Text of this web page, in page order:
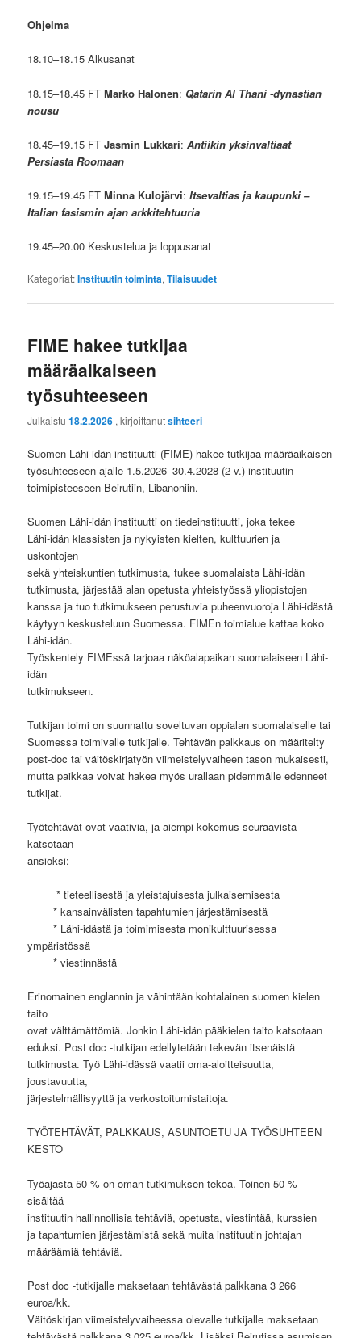
Ohjelma
18.10–18.15 Alkusanat
18.15–18.45 FTMarko Halonen: Qatarin Al Thani -dynastian
nousu
18.45–19.15 FTJasmin Lukkari:Antiikin yksinvaltiaat
Persiasta Roomaan
19.15–19.45 FTMinna Kulojärvi:Itsevaltias ja kaupunki –
Italian fasismin ajan arkkitehtuuria
19.45–20.00 Keskustelua ja loppusanat
Kategoriat:Instituutin toiminta,Tilaisuudet
FIME hakee tutkijaa
määräaikaiseen
työsuhteeseen
Julkaistu18.2.2026 , kirjoittanutsihteeri
Suomen Lähi-idän instituutti (FIME) hakee tutkijaa määräaikaisen
työsuhteeseen ajalle 1.5.2026–30.4.2028 (2 v.) instituutin
toimipisteeseen Beirutiin, Libanoniin.
Suomen Lähi-idän instituutti on tiedeinstituutti, joka tekee
Lähi-idän klassisten ja nykyisten kielten, kulttuurien ja
uskontojen
sekä yhteiskuntien tutkimusta, tukee suomalaista Lähi-idän
tutkimusta, järjestää alan opetusta yhteistyössä yliopistojen
kanssa ja tuo tutkimukseen perustuvia puheenvuoroja Lähi-idästä
käytyyn keskusteluun Suomessa. FIMEn toimialue kattaa koko
Lähi-idän.
Työskentely FIMEssä tarjoaa näköalapaikan suomalaiseen Lähi-
idän
tutkimukseen.
Tutkijan toimi on suunnattu soveltuvan oppialan suomalaiselle tai
Suomessa toimivalle tutkijalle. Tehtävän palkkaus on määritelty
post-doc tai väitöskirjatyön viimeistelyvaiheen tason mukaisesti,
mutta paikkaa voivat hakea myös urallaan pidemmälle edenneet
tutkijat.
Työtehtävät ovat vaativia, ja aiempi kokemus seuraavista
katsotaan
ansioksi:
* tieteellisestä ja yleistajuisesta julkaisemisesta
* kansainvälisten tapahtumien järjestämisestä
* Lähi-idästä ja toimimisesta monikulttuurisessa
ympäristössä
* viestinnästä
Erinomainen englannin ja vähintään kohtalainen suomen kielen
taito
ovat välttämättömiä. Jonkin Lähi-idän pääkielen taito katsotaan
eduksi. Post doc -tutkijan edellytetään tekevän itsenäistä
tutkimusta. Työ Lähi-idässä vaatii oma-aloitteisuutta,
joustavuutta,
järjestelmällisyyttä ja verkostoitumistaitoja.
TYÖTEHTÄVÄT, PALKKAUS, ASUNTOETU JA TYÖSUHTEEN
KESTO
Työajasta 50 % on oman tutkimuksen tekoa. Toinen 50 %
sisältää
instituutin hallinnollisia tehtäviä, opetusta, viestintää, kurssien
ja tapahtumien järjestämistä sekä muita instituutin johtajan
määräämiä tehtäviä.
Post doc -tutkijalle maksetaan tehtävästä palkkana 3 266
euroa/kk.
Väitöskirjan viimeistelyvaiheessa olevalle tutkijalle maksetaan